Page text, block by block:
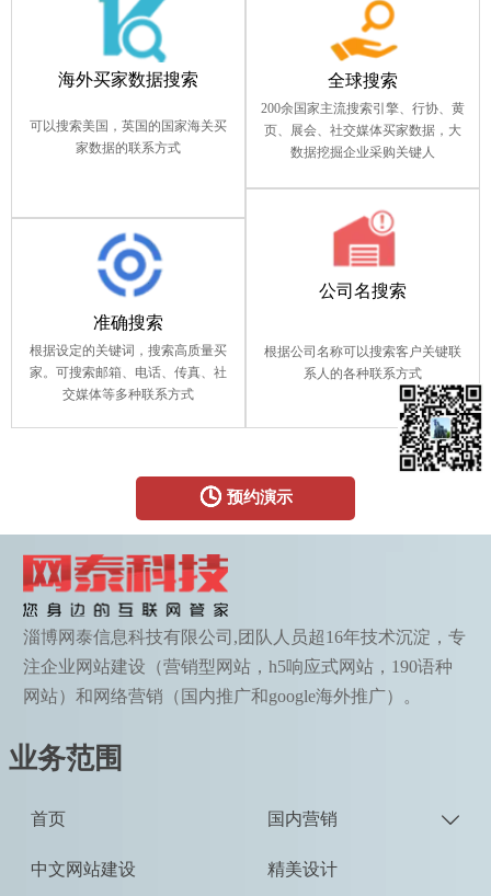
海外买家数据搜索
可以搜索美国，英国的国家海关买
家数据的联系方式
准确搜索
根据设定的关键词，搜索高质量买
家。可搜索邮箱、电话、传真、社
交媒体等多种联系方式
全球搜索
200余国家主流搜索引擎、行协、黄
页、展会、社交媒体买家数据，大
数据挖掘企业采购关键人
公司名搜索
根据公司名称可以搜索客户关键联
系人的各种联系方式
 预约演示
淄博网泰信息科技有限公司,团队人员超16年技术沉淀，专
注企业网站建设（营销型网站，h5响应式网站，190语种
网站）和网络营销（国内推广和google海外推广）。
业务范围
首页
中文网站建设
国内营销 
精美设计